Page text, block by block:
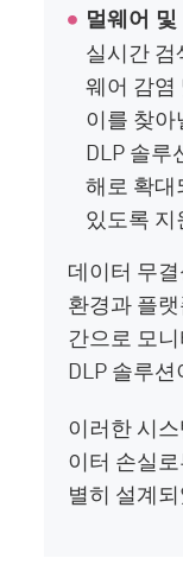
멀웨어
실시간 검
웨어 감염
이를 찾
DLP 솔루
해로 확대
있도록
데이터 무
환경과 플
간으로 모
DLP 솔루
이러한 시
이터 손실
별히 설계